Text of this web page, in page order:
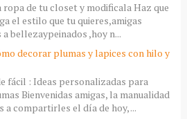
ropa de tu closet y modificala Haz que
el estilo que tu quieres,amigas
a bellezaypeinados ,hoy n...
decorar plumas y lapices con hilo y
fácil : Ideas personalizadas para
Bienvenidas amigas, la manualidad
a compartirles el día de hoy, ...